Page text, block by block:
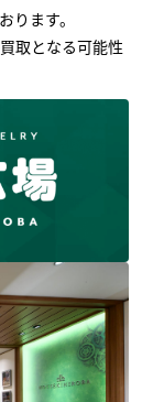
ります。
取となる可能性